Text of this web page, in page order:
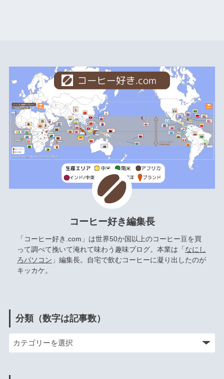
コーヒー好き編集長
「コーヒー好き.com」は世界50か国以上のコーヒー豆を買
って調べて挽いて淹れて味わう趣味ブログ。本業は「なにし
ろパソコン 」編集長。自宅で飲むコーヒーに凝り出したのが
キッカケ。
分類（数字は記事数）